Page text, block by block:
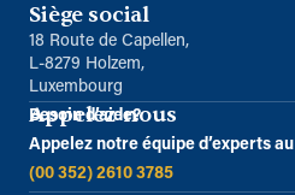
Siège social
18 Route de Capellen,
L-8279 Holzem,
Luxembourg
Appelez-nous
Besoin d’aide?
Appelez notre équipe d’experts au
(00 352) 2610 3785